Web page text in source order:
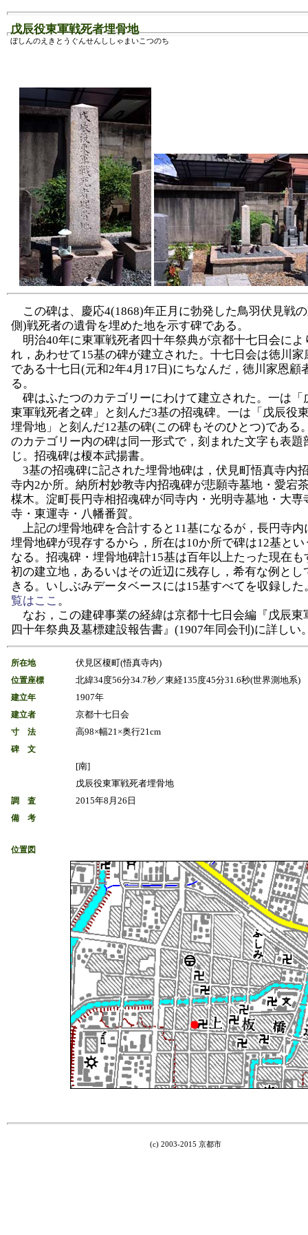
戊辰役東軍戦死者埋骨地
ぼしんのえきとうぐんせんししゃまいこつのち
この碑は、慶応4(1868)年正月に勃発した鳥羽伏見戦
側)戦死者の遺骨を埋めた地を示す碑である。
明治40年に東軍戦死者四十年祭典が京都十七日会によ
れ，あわせて15基の碑が建立された。十七日会は徳川家
である十七日(元和2年4月17日)にちなんだ，徳川家恩顧
る。
碑はふたつのカテゴリーにわけて建立された。一は「
東軍戦死者之碑」と刻んだ3基の招魂碑。一は「戊辰役
埋骨地」と刻んだ12基の碑(この碑もそのひとつ)である
のカテゴリー内の碑は同一形式で，刻まれた文字も表題
じ。招魂碑は榎本武揚書。
3基の招魂碑に記された埋骨地碑は，伏見町悟真寺内
寺内2か所。納所村妙教寺内招魂碑が悲願寺墓地・愛宕
楳木。淀町長円寺相招魂碑が同寺内・光明寺墓地・大専
寺・東運寺・八幡番賀。
上記の埋骨地碑を合計すると11基になるが，長円寺内
埋骨地碑が現存するから，所在は10か所で碑は12基とい
なる。招魂碑・埋骨地碑計15基は百年以上たった現在も
初の建立地，あるいはその近辺に残存し，希有な例とし
きる。いしぶみデータベースには15基すべてを収録した
覧はここ 。
なお，この建碑事業の経緯は京都十七日会編『戊辰東
四十年祭典及墓標建設報告書』(1907年同会刊)に詳しい
所在地 伏見区榎町(悟真寺内)
位置座標 北緯34度56分34.7秒／東経135度45分31.6秒(世界測地系)
建立年 1907年
建立者 京都十七日会
寸 法 高98×幅21×奥行21cm
碑 文
[南]
戊辰役東軍戦死者埋骨地
調 査 2015年8月26日
備 考
位置図
(c) 2003-2015 京都市